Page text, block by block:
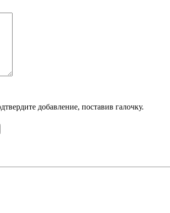
добавление, поставив галочку.